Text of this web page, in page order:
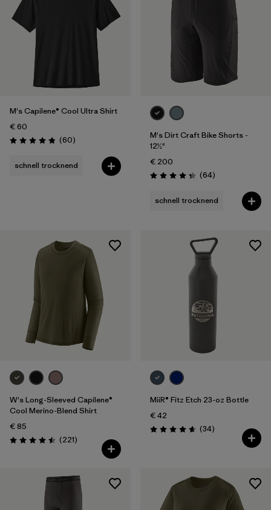
M's Capilene® Cool Ultra Shirt
€ 60
Bewertung: 4.8 / 5
(60Rezensionen
)
schnell trocknend
M's Dirt Craft Bike Shorts -
12½"
€ 200
Bewertung: 4.3 / 5
(64Rezensionen
)
schnell trocknend
W's Long-Sleeved Capilene®
Cool Merino-Blend Shirt
€ 85
Bewertung: 4.5 / 5
(221Rezensionen
)
MiiR® Fitz Etch 23-oz Bottle
€ 42
Bewertung: 4.7 / 5
(34Rezensionen
)